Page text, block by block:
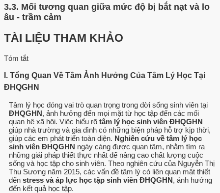
3.3. Mối tương quan giữa mức độ bị bắt nạt và lo
âu - trầm cảm
TÀI LIỆU THAM KHẢO
Tóm tắt
I. Tổng Quan Về Tầm Ảnh Hưởng Của Tâm Lý Học Tại
ĐHQGHN
Tâm lý học đóng vai trò quan trọng trong đời sống sinh viên tại
ĐHQGHN, ảnh hưởng đến mọi mặt từ học tập đến các mối
quan hệ xã hội. Việc hiểu rõ tâm lý học sinh viên ĐHQGHN
giúp nhà trường và gia đình có những biện pháp hỗ trợ kịp thời,
giúp các em phát triển toàn diện. Nghiên cứu về tâm lý học
sinh viên ĐHQGHN ngày càng được quan tâm, nhằm tìm ra
những giải pháp thiết thực nhất để nâng cao chất lượng cuộc
sống và học tập cho sinh viên. Theo nghiên cứu của Nguyễn Thị
Thu Sương năm 2015, các vấn đề tâm lý có liên quan mật thiết
đến stress và áp lực học tập sinh viên ĐHQGHN, ảnh hưởng
đến kết quả học tập.